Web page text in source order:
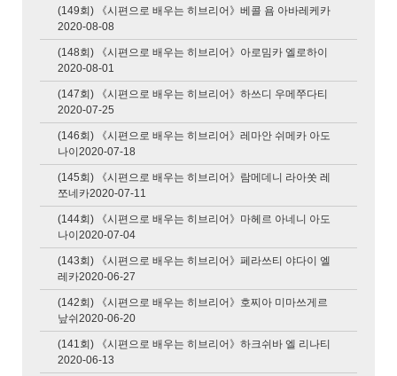
(149회) 《시편으로 배우는 히브리어》베콜 욤 아바레케카
2020-08-08
(148회) 《시편으로 배우는 히브리어》아로밈카 엘로하이
2020-08-01
(147회) 《시편으로 배우는 히브리어》하쓰디 우메쭈다티
2020-07-25
(146회) 《시편으로 배우는 히브리어》레마안 쉬메카 아도
나이2020-07-18
(145회) 《시편으로 배우는 히브리어》람메데니 라아쏫 레
쪼네카2020-07-11
(144회) 《시편으로 배우는 히브리어》마헤르 아네니 아도
나이2020-07-04
(143회) 《시편으로 배우는 히브리어》페라쓰티 야다이 엘
레카2020-06-27
(142회) 《시편으로 배우는 히브리어》호찌아 미마쓰게르
낲쉬2020-06-20
(141회) 《시편으로 배우는 히브리어》하크쉬바 엘 리나티
2020-06-13